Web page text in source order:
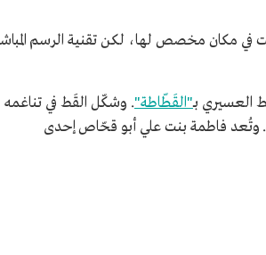
مكان مخصص لها، لكن تقنية الرسم
العسيري بـ"القَطّاطة". وشكّل القَط في تناغمه
وتُعد فاطمة بنت علي أبو قحّاص إحدى